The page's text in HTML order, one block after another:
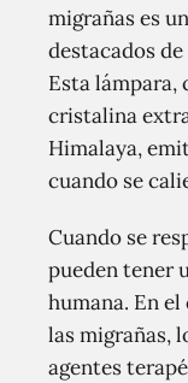
migrañas es
destacados
Esta lámpara,
cristalina
Himalaya,
cuando se
Cuando se
pueden tener
humana. En
las migrañas,
agentes